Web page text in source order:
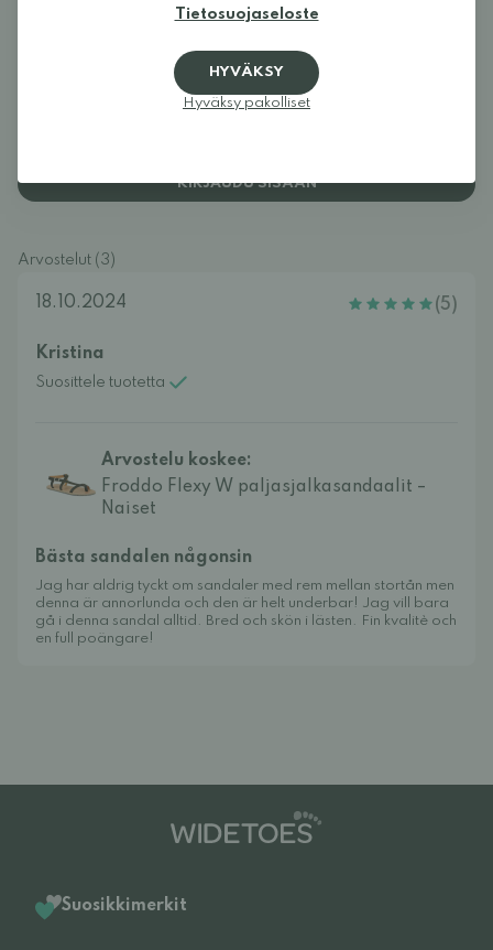
KIRJAUDU SISÄÄN
Arvostelut (3)
18.10.2024 (5)
Kristina
Suosittele tuotetta
Arvostelu koskee:
Froddo Flexy W paljasjalkasandaalit –
Naiset
Bästa sandalen någonsin
Jag har aldrig tyckt om sandaler med rem mellan stortån men
denna är annorlunda och den är helt underbar! Jag vill bara
gå i denna sandal alltid. Bred och skön i lästen. Fin kvalitè och
en full poängare!
Suosikkimerkit
Tietosuojaseloste
HYVÄKSY
Hyväksy pakolliset